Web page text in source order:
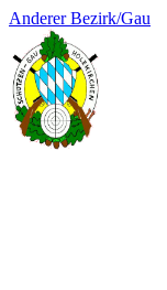
Anderer Bezirk/Gau